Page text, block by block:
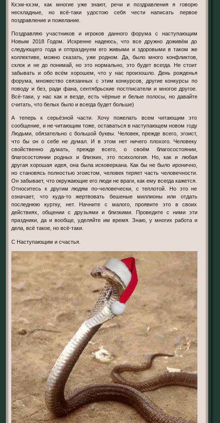
Кхэм-кхэм, как многие уже знают, речи и поздравления я говорю
нескладные, но всё-таки удостою себя чести написать первое
поздравление и пожелание.
Поздравляю участников и игроков данного форума с наступающим
Новым 2018 Годом. Искренне надеюсь, что все дружно доживём до
следующего года и отпразднуем его живыми и здоровыми в таком же
коллективе, можно сказать, уже родном. Да, было много конфликтов,
склок и не до понимай, но это нормально, это будет всегда. Не стоит
забывать и обо всём хорошем, что у нас произошло. День рожденья
форума, множество связанных с этим конкурсов, другие конкурсы по
поводу и без, ради фана, сентябрьские постписатели и многое другое.
Всё-таки, у нас как и везде, есть чёрные и белые полосы, но давайте
считать, что белых было и всегда будет больше)
А теперь к серьёзной части. Хочу пожелать всем читающим это
сообщение, и не читающим тоже, оставаться в наступающем новом году
Людьми, обязательно с большой буквы. Человек, прежде всего, эгоист,
что бы он о себе не думал. И в этом нет ничего плохого. Человеку
свойственно думать, прежде всего, о своём благосостоянии,
благосостоянии родных и близких, это психология. Но, как и любая
другая хорошая идея, она была исковеркана. Как бы не было иронично,
но становясь полностью эгоистом, человек теряет часть человечности.
Он забывает, что окружающие его люди не враги, как ему всегда кажется.
Относитесь к другим людям по-человечески, с теплотой. Но это не
означает, что куда-то жертвовать бешеные миллионы или отдать
последнюю куртку, нет. Начните с малого, проявите это в своих
действиях, общении с друзьями и близкими. Проведите с ними эти
праздники, да и вообще, уделяйте им время. Знаю, у многих работа и
дела, всё такое, но всё-таки.
С Наступающим и счастья.